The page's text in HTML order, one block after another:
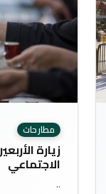
مطارحات
زيارة
الاجتماعي
..